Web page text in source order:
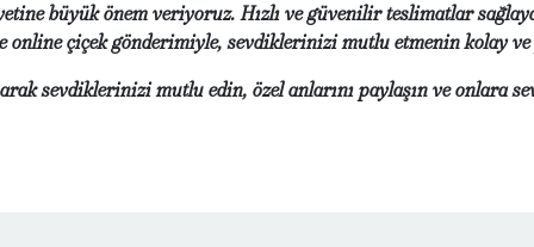
büyük önem veriyoruz. Hızlı ve güvenilir teslimatlar
online çiçek gönderimiyle, sevdiklerinizi mutlu etmenin kolay
sevdiklerinizi mutlu edin, özel anlarını paylaşın ve onlara